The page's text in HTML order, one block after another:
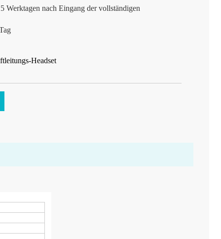
Werktagen nach Eingang der vollständigen
Headset